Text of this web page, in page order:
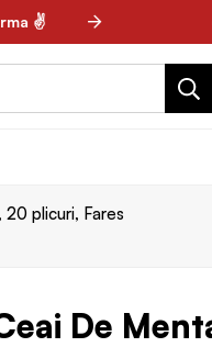
✌ ✌
plicuri, Fares
De